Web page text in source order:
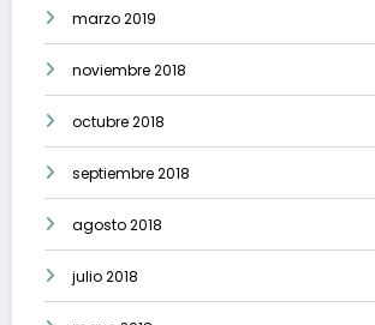
marzo 2019
noviembre 2018
octubre 2018
septiembre 2018
agosto 2018
julio 2018